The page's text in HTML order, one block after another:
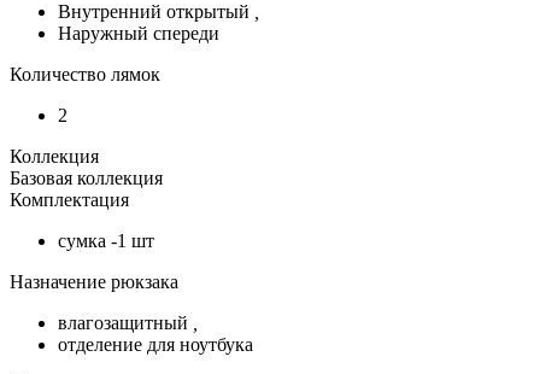
Внутренний открытый
Наружный спереди
Количество лямок
2
Коллекция
Базовая коллекция
Комплектация
сумка -1 шт
Назначение рюкзака
влагозащитный
отделение для ноутбука